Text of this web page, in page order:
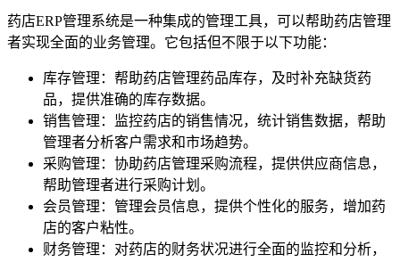
药店ERP管理系统是一种集成的管理工具，可以帮助药店管理
者实现全面的业务管理。它包括但不限于以下功能：
库存管理：帮助药店管理药品库存，及时补充缺货药
品，提供准确的库存数据。
销售管理：监控药店的销售情况，统计销售数据，帮助
管理者分析客户需求和市场趋势。
采购管理：协助药店管理采购流程，提供供应商信息，
帮助管理者进行采购计划。
会员管理：管理会员信息，提供个性化的服务，增加药
店的客户粘性。
财务管理：对药店的财务状况进行全面的监控和分析，